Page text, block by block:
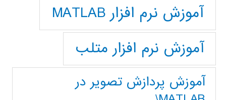
آموزش نرم افزار MATLAB
آموزش نرم افزار متلب
آموزش پردازش تصوير در